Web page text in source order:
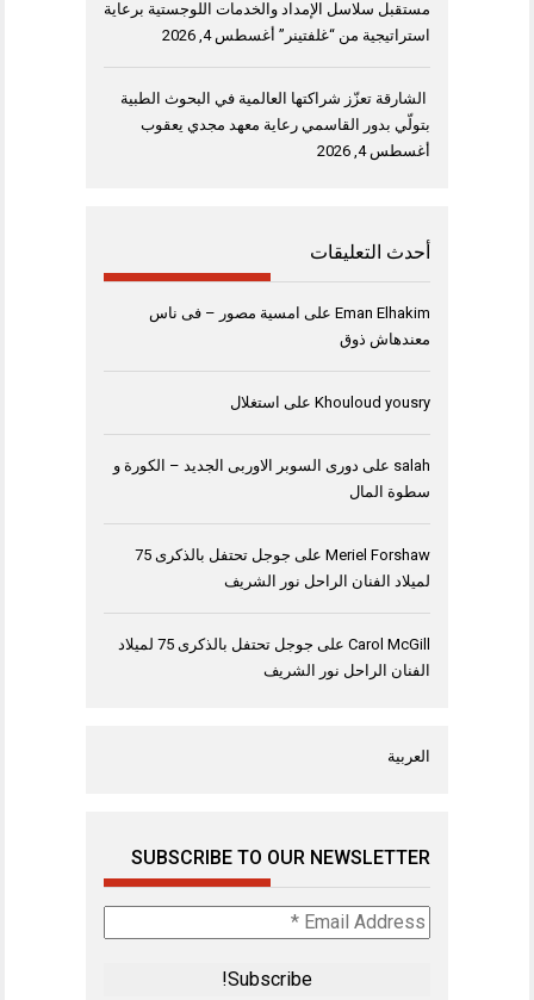
مستقبل سلاسل الإمداد والخدمات اللوجستية برعاية
استراتيجية من “غلفتينر” أغسطس 4, 2026
الشارقة تعزّز شراكتها العالمية في البحوث الطبية
بتولّي بدور القاسمي رعاية معهد مجدي يعقوب
أغسطس 4, 2026
أحدث التعليقات
Eman Elhakim على امسية مصور – فى ناس
معندهاش ذوق
Khouloud yousry على استغلال
salah على دورى السوبر الاوربى الجديد – الكورة و
سطوة المال
Meriel Forshaw على
جوجل تحتفل بالذكرى 75
لميلاد الفنان الراحل نور الشريف
Carol McGill على
جوجل تحتفل بالذكرى 75 لميلاد
الفنان الراحل نور الشريف
العربية
SUBSCRIBE TO OUR NEWSLETTER
Email
Address